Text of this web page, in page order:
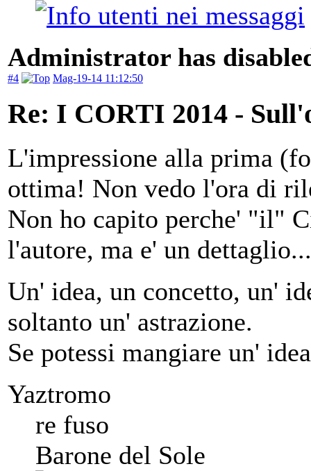
Administrator has
#4 Mag-19-14 11:12:50
Re: I CORTI 2014 -
L'impressione alla prima
ottima! Non vedo l'ora di
Non ho capito perche' "il"
l'autore, ma e' un dettaglio...
Un' idea, un concetto, un'
soltanto un' astrazione.
Se potessi mangiare un'
Yaztromo
re fuso
Barone del Sole